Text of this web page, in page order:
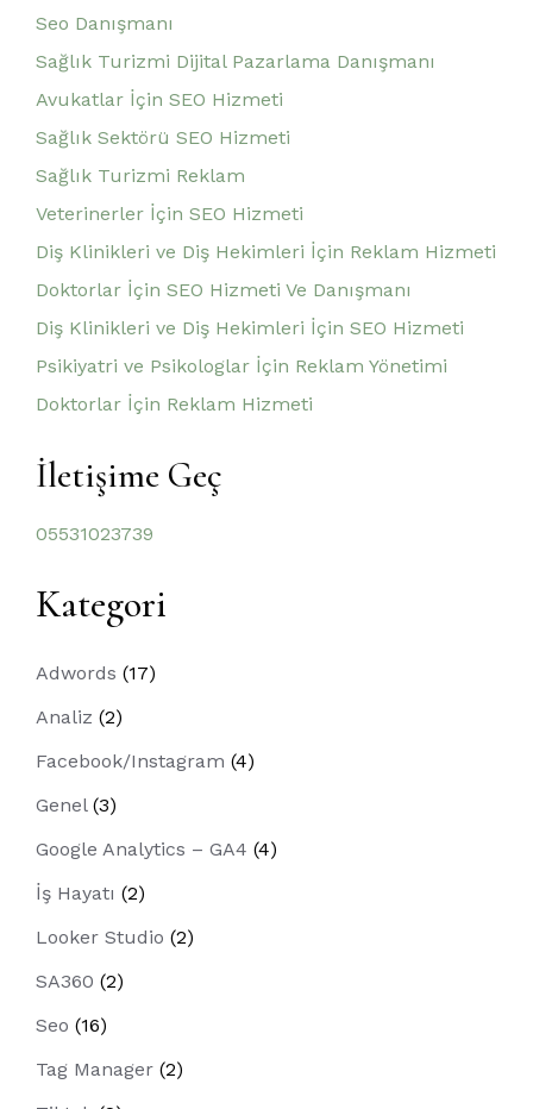
Seo Danışmanı
Sağlık Turizmi Dijital Pazarlama Danışmanı
Avukatlar İçin SEO Hizmeti
Sağlık Sektörü SEO Hizmeti
Sağlık Turizmi Reklam
Veterinerler İçin SEO Hizmeti
Diş Klinikleri ve Diş Hekimleri İçin Reklam Hizmeti
Doktorlar İçin SEO Hizmeti Ve Danışmanı
Diş Klinikleri ve Diş Hekimleri İçin SEO Hizmeti
Psikiyatri ve Psikologlar İçin Reklam Yönetimi
Doktorlar İçin Reklam Hizmeti
İletişime Geç
05531023739
Kategori
Adwords (17)
Analiz (2)
Facebook/Instagram (4)
Genel(3)
Google Analytics – GA4 (4)
İş Hayatı (2)
Looker Studio (2)
SA360 (2)
Seo (16)
Tag Manager (2)